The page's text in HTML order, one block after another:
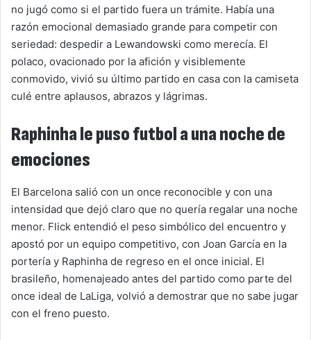
no jugó como si el partido fuera un trámite. Había una
razón emocional demasiado grande para competir con
seriedad: despedir a Lewandowski como merecía. El
polaco, ovacionado por la afición y visiblemente
conmovido, vivió su último partido en casa con la camiseta
culé entre aplausos, abrazos y lágrimas.
Raphinha le puso futbol a una noche de
emociones
El Barcelona salió con un once reconocible y con una
intensidad que dejó claro que no quería regalar una noche
menor. Flick entendió el peso simbólico del encuentro y
apostó por un equipo competitivo, con Joan García en la
portería y Raphinha de regreso en el once inicial. El
brasileño, homenajeado antes del partido como parte del
once ideal de LaLiga, volvió a demostrar que no sabe jugar
con el freno puesto.